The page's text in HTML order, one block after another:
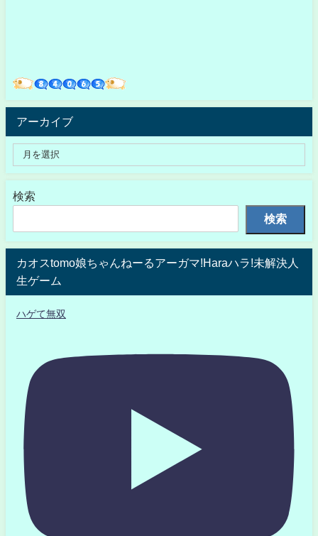
アーカイブ
検索
検索
カオスtomo娘ちゃんねーるアーガマ!Haraハラ!未解決人
生ゲーム
ハゲて無双